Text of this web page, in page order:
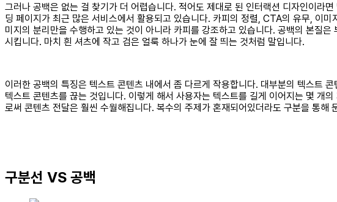
그러나 공백은 없는 걸 찾기가 더 어렵습니다. 적어도 제대로 된 인터랙션 디자인이라
딩 페이지가 최근 많은 서비스에서 활용되고 있습니다. 카피의 정렬, CTA의 유무, 이
미지의 분리만을 수행하고 있는 것이 아니라 카피를 강조하고 있습니다. 공백의 본질
시킵니다. 마치 흰 셔츠에 작고 검은 얼룩 하나가 눈에 잘 띄는 것처럼 말입니다.
이러한 공백의 특징은 텍스트 콘텐츠 내에서 좀 다르게 작용합니다. 대부분의 텍스트
텍스트 콘텐츠를 끊는 것입니다. 이렇게 해서 사용자는 텍스트를 길게 이어지는 몇 개
로써 콘텐츠 전달은 훨씬 수월해집니다. 복수의 주제가 혼재되어있더라도 구분을 통해
구분선 VS 공백